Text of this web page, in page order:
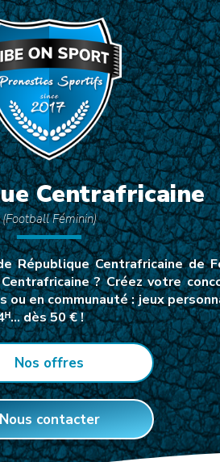
Centrafricaine
(Football Féminin)
République Centrafricaine de
? Créez votre
ou en communauté : jeux
dès 50 € !
Nos offres
Nous contacter